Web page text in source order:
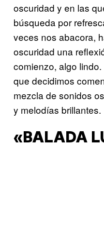
oscuridad y en las
búsqueda por
veces nos abacora,
oscuridad una
comienzo, algo
que decidimos
mezcla de sonidos
y melodías brillantes.
«BALADA